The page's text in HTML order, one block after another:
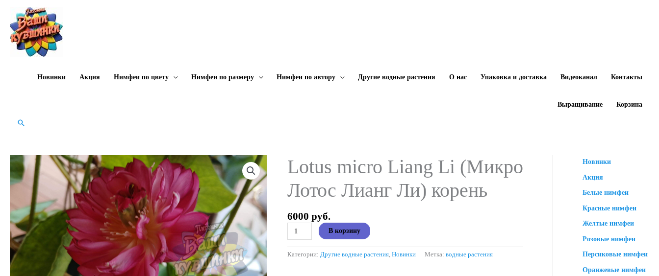
содержимому
Новинки Акция Нимфеи по цвету Нимфеи по размеру Нимфеи по автору Другие водные растения О нас Упаковка и доставка Видеоканал Контакты
Выращивание Корзина
Поиск
Lotus micro Liang Li (Микро
Лотос Лианг Ли) корень
6000 руб.
Количество
товара
micro
В корзину
Категории: Другие водные растения, Новинки Метка: водные растения
Новинки
Акция
Белые нимфеи
Красные нимфеи
Желтые нимфеи
Розовые нимфеи
Персиковые нимфеи
Оранжевые нимфеи